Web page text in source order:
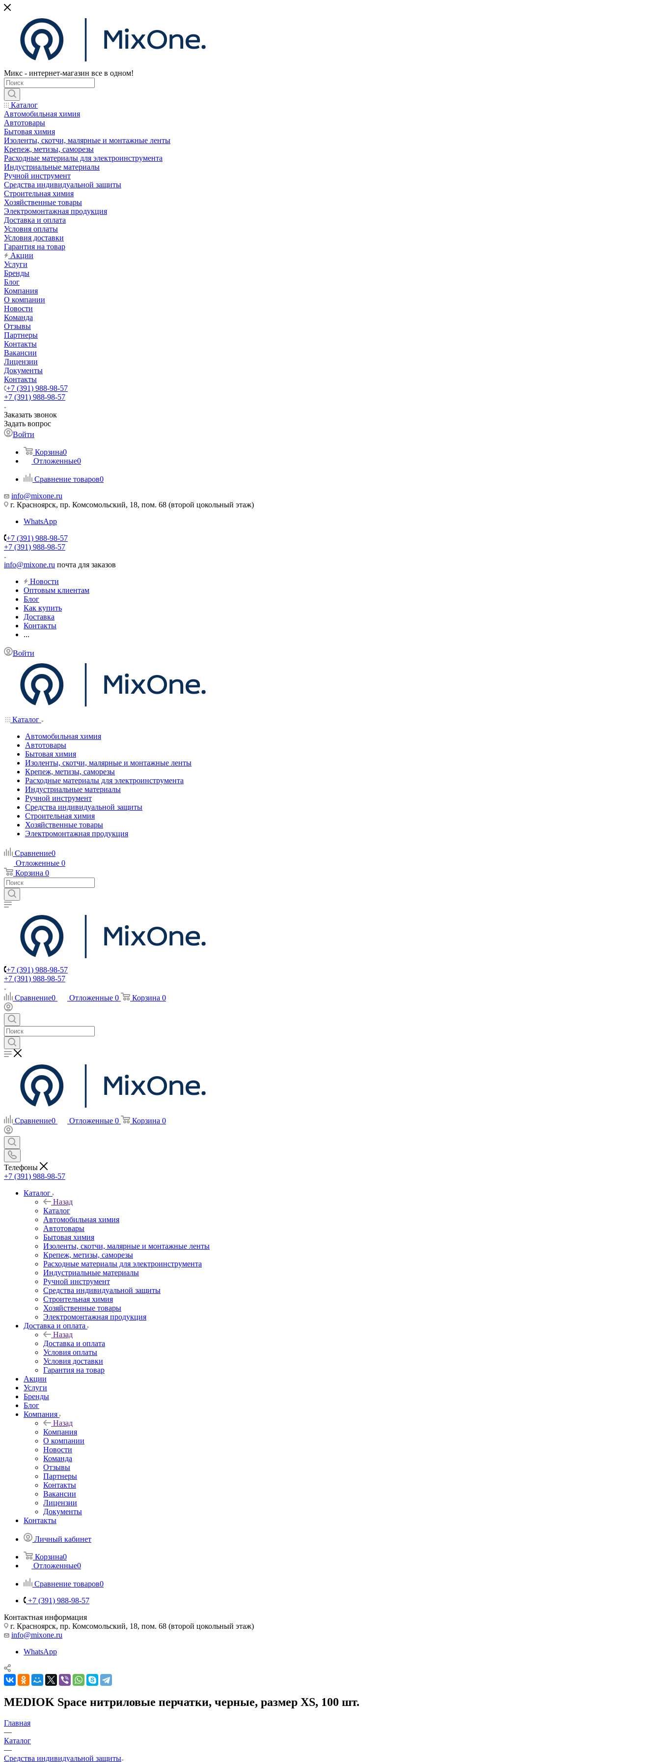
Микс - интернет-магазин все в одном!
Каталог
Автомобильная химия
Автотовары
Бытовая химия
Изоленты, скотчи, малярные и монтажные ленты
Крепеж, метизы, саморезы
Расходные материалы для электроинструмента
Индустриальные материалы
Ручной инструмент
Средства индивидуальной защиты
Строительная химия
Хозяйственные товары
Электромонтажная продукция
Доставка и оплата
Условия оплаты
Условия доставки
Гарантия на товар
Акции
Услуги
Бренды
Блог
Компания
О компании
Новости
Команда
Отзывы
Партнеры
Контакты
Вакансии
Лицензии
Документы
Контакты
+7 (391) 988-98-57
+7 (391) 988-98-57
Заказать звонок
Задать вопрос
Войти
Корзина0
Отложенные0
Сравнение товаров0
info@mixone.ru
г. Красноярск, пр. Комсомольский, 18, пом. 68 (второй цокольный этаж)
WhatsApp
+7 (391) 988-98-57
+7 (391) 988-98-57
info@mixone.ru почта для заказов
Новости
Оптовым клиентам
Блог
Как купить
Доставка
Контакты
...
Войти
Каталог
Автомобильная химия
Автотовары
Бытовая химия
Изоленты, скотчи, малярные и монтажные ленты
Крепеж, метизы, саморезы
Расходные материалы для электроинструмента
Индустриальные материалы
Ручной инструмент
Средства индивидуальной защиты
Строительная химия
Хозяйственные товары
Электромонтажная продукция
Сравнение0
Отложенные 0
Корзина 0
+7 (391) 988-98-57
+7 (391) 988-98-57
Сравнение0 Отложенные 0 Корзина 0
Сравнение0 Отложенные 0 Корзина 0
Телефоны
+7 (391) 988-98-57
Каталог
Назад
Каталог
Автомобильная химия
Автотовары
Бытовая химия
Изоленты, скотчи, малярные и монтажные ленты
Крепеж, метизы, саморезы
Расходные материалы для электроинструмента
Индустриальные материалы
Ручной инструмент
Средства индивидуальной защиты
Строительная химия
Хозяйственные товары
Электромонтажная продукция
Доставка и оплата
Назад
Доставка и оплата
Условия оплаты
Условия доставки
Гарантия на товар
Акции
Услуги
Бренды
Блог
Компания
Назад
Компания
О компании
Новости
Команда
Отзывы
Партнеры
Контакты
Вакансии
Лицензии
Документы
Контакты
Личный кабинет
Корзина0
Отложенные0
Сравнение товаров0
+7 (391) 988-98-57
Контактная информация
г. Красноярск, пр. Комсомольский, 18, пом. 68 (второй цокольный этаж)
info@mixone.ru
WhatsApp
MEDIOK Space нитриловые перчатки, черные, размер XS, 100 шт.
Главная
—
Каталог
—
Средства индивидуальной защиты